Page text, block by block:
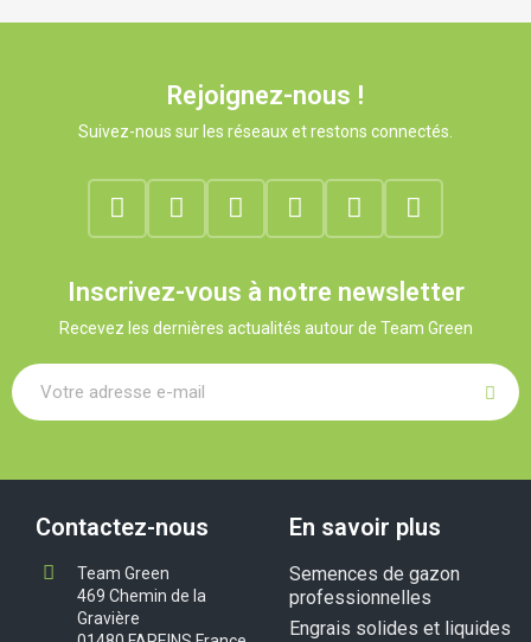
Rejoignez-nous !
Suivez-nous sur les réseaux et restons connectés.
Inscrivez-vous à notre newsletter
Recevez les dernières actualités autour de Team Green
Contactez-nous
Team Green
469 Chemin de la
Gravière
En savoir plus
Semences de gazon
professionnelles
Engrais solides et liquides